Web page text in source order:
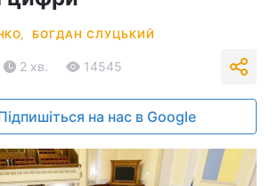
БОГДАН СЛУЦЬКИЙ
2 хв. 14545
на нас в Google